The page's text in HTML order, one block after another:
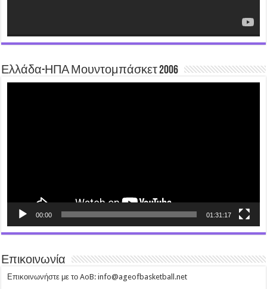
Ελλάδα-ΗΠΑ Μουντομπάσκετ 2006
00:00 01:31:17
Επικοινωνία
Επικοινωνήστε με το AoB: info@ageofbasketball.net